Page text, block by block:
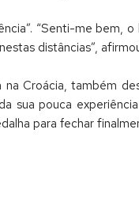
“Senti-me
distâncias”,
Croácia, também
sua pouca
para fechar